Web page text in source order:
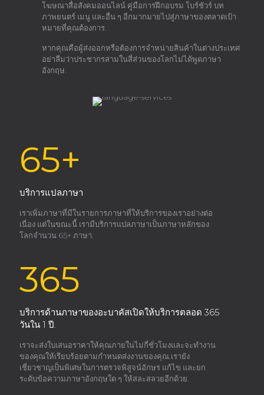
โฆษณาสื่อสังคมออนไลน์ คู่มือการฝึกอบรม โบร์ชัวร์ บท
ภาพยนตร์ เมนู และอื่น ๆ อีกมากมายไปสู่ภาษาของตลาดเป้า
หมายที่คุณต้องการ.
หากคุณคือผู้ส่งออกหรือต้องการจำหน่ายสินค้าในต่างประเทศ
อย่าลืมว่าประชากรสามในสี่ส่วนของโลกไม่ได้พูดภาษา
อังกฤษ.
65+
บริการแปลภาษา
เราเพิ่มภาษาที่มีในรายการภาษาที่ให้บริการของเราอย่างต่อ
เนื่อง แต่ในขณะนี้ เรามีบริการแปลภาษาเป็นภาษาหลักของ
โลกจำนวน 65+ ภาษา.
365
บริการด้านภาษาของอะบาคัสเปิดให้บริการตลอด 365
วันใน 1 ปี.
เราจะส่งใบเสนอราคาให้คุณภายในไม่กี่ชั่วโมงและจะทำงาน
ของคุณให้เรียบร้อยตามกำหนดส่งงานของคุณ.เรายัง
เชี่ยวชาญเป็นพิเศษในการตรวจพิสูจน์อักษร แก้ไข และยก
ระดับข้อความภาษาอังกฤษใด ๆ ให้สละสลวยอีกด้วย.